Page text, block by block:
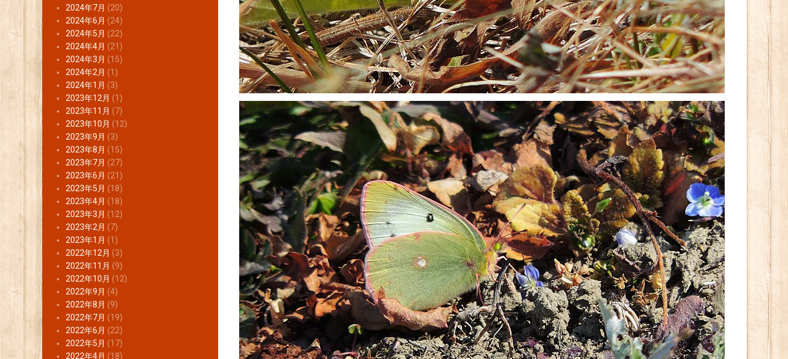
2024年7月 (20)
2024年6月 (24)
2024年5月 (22)
2024年4月 (21)
2024年3月 (15)
2024年2月 (1)
2024年1月 (3)
2023年12月 (1)
2023年11月 (7)
2023年10月 (12)
2023年9月 (3)
2023年8月 (15)
2023年7月 (27)
2023年6月 (21)
2023年5月 (18)
2023年4月 (18)
2023年3月 (12)
2023年2月 (7)
2023年1月 (1)
2022年12月 (3)
2022年11月 (9)
2022年10月 (12)
2022年9月 (4)
2022年8月 (9)
2022年7月 (19)
2022年6月 (22)
2022年5月 (17)
2022年4月 (18)